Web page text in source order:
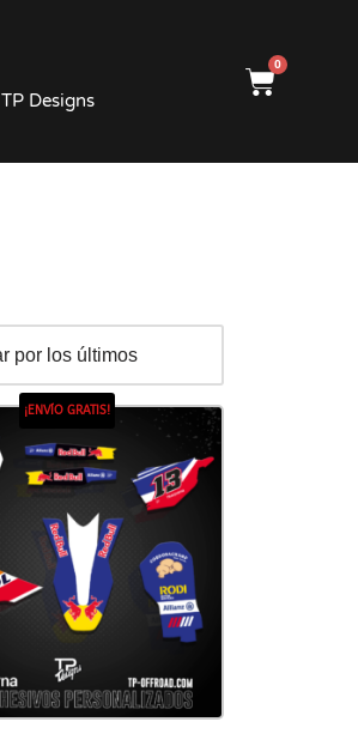
TP Designs
0
¡ENVÍO GRATIS!